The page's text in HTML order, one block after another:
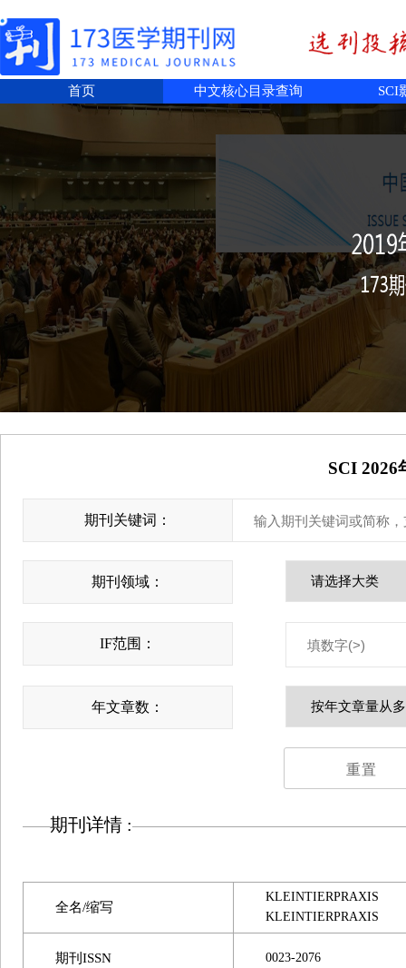
首页 中文核心目录查询 SCI
SCI 2026
期刊关键词：
期刊领域：
IF范围：
年文章数：
期刊详情 :
全名/缩写
KLEINTIERPRAXIS
KLEINTIERPRAXIS
期刊ISSN 0023-2076